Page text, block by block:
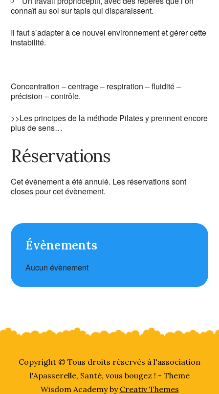
connaît au sol sur tapis qui disparaissent.
Il faut s’adapter à ce nouvel environnement et gérer cette
instabilité.
Concentration – centrage – respiration – fluidité –
précision – contrôle.
>>Les principes de la méthode Pilates y prennent encore
plus de sens…
Réservations
Cet évènement a été annulé. Les réservations sont
closes pour cet évènement.
Évènements
Aucun évènement
Copyright © Tous droits réservés à l'association
l'Apasserelle, Santé, vous bougez ! - Theme
Wisdom Academy by Creativ Themes